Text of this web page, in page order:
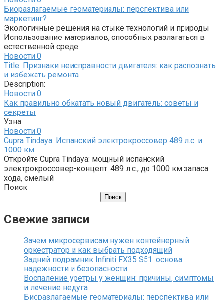
Биоразлагаемые геоматериалы: перспектива или
маркетинг?
Экологичные решения на стыке технологий и природы
Использование материалов, способных разлагаться в
естественной среде
Новости 0
Title: Признаки неисправности двигателя: как распознать
и избежать ремонта
Description:
Новости 0
Как правильно обкатать новый двигатель: советы и
секреты
Узна
Новости 0
Cupra Tindaya: Испанский электрокроссовер 489 л.с. и
1000 км
Откройте Cupra Tindaya: мощный испанский
электрокроссовер-концепт. 489 л.с., до 1000 км запаса
хода, смелый
Поиск
Поиск
Свежие записи
Зачем микросервисам нужен контейнерный
оркестратор и как выбрать подходящий
Задний подрамник Infiniti FX35 S51: основа
надежности и безопасности
Воспаление уретры у женщин: причины, симптомы
и лечение недуга
Биоразлагаемые геоматериалы: перспектива или